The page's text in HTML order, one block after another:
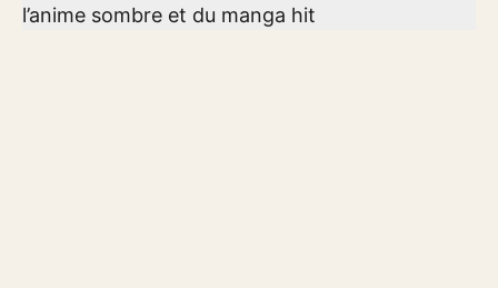
l’anime sombre et du manga hit